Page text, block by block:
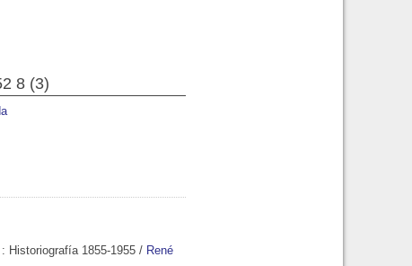
8 (3)
: Historiografía 1855-1955 / René